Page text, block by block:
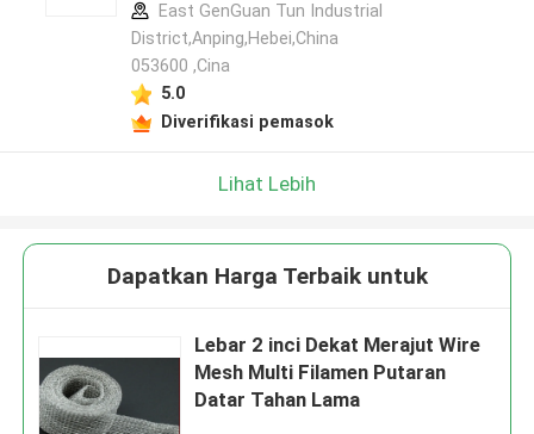
East GenGuan Tun Industrial
District,Anping,Hebei,China
053600 ,Cina
5.0
Diverifikasi pemasok
Lihat Lebih
Dapatkan Harga Terbaik untuk
Lebar 2 inci Dekat Merajut Wire
Mesh Multi Filamen Putaran
Datar Tahan Lama